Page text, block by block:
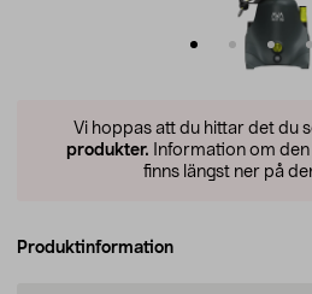
Vi hoppas att du hittar det du
produkter. Information om
finns längst ner på
Produktinformation